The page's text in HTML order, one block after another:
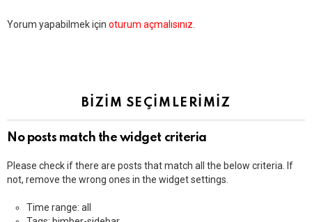
Bir
Yorum yapabilmek için oturum açmalısınız.
BİZİM SEÇİMLERİMİZ
No posts match the widget criteria
Please check if there are posts that match all the below criteria. If
not, remove the wrong ones in the widget settings.
Time range: all